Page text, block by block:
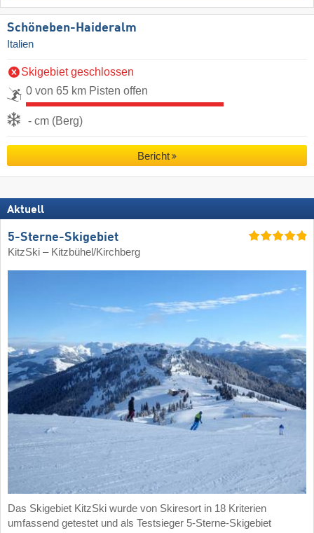
Schöneben-Haideralm
Italien
Skigebiet geschlossen
0 von 65 km Pisten offen
- cm (Berg)
Bericht
Aktuell
5-Sterne-Skigebiet
KitzSki – Kitzbühel/​Kirchberg
Das Skigebiet KitzSki wurde von Skiresort in 18 Kriterien
umfassend getestet und als Testsieger 5-Sterne-Skigebiet